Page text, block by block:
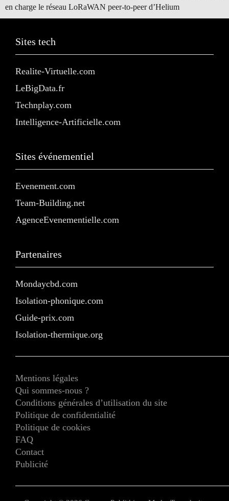
en charge le réseau LoRaWAN peer-to-peer d’Helium
Sites tech
Realite-Virtuelle.com
LeBigData.fr
Technplay.com
Intelligence-Artificielle.com
Sites événementiel
Evenement.com
Team-Building.net
AgenceEvenementielle.com
Partenaires
Mondaycbd.com
Isolation-phonique.com
Guide-prix.com
Isolation-thermique.org
Mentions légales
Qui sommes-nous ?
Conditions générales d’utilisation du site
Politique de confidentialité
Politique de cookies
FAQ
Contact
Publicité